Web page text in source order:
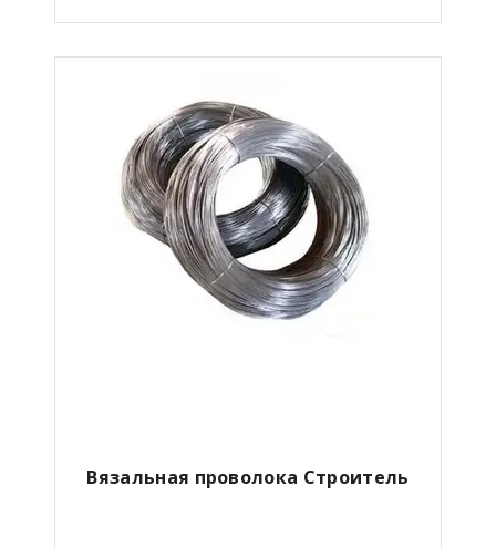
Вязальная проволока Строитель